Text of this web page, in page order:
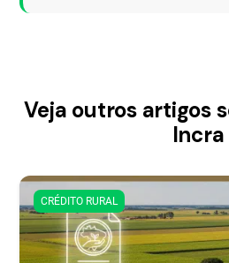
Veja outros artigos
Incra
CRÉDITO RURAL